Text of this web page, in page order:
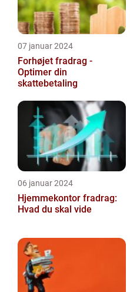
07 januar 2024
Forhøjet fradrag -
Optimer din
skattebetaling
06 januar 2024
Hjemmekontor fradrag:
Hvad du skal vide